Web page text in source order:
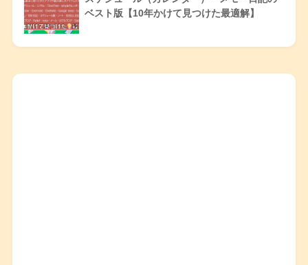
ベスト版【10年かけて見つけた最適解】